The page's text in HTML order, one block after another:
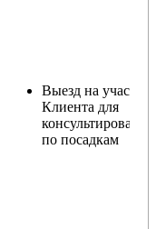
Выезд на участок
Клиента для
консультирования
по посадкам